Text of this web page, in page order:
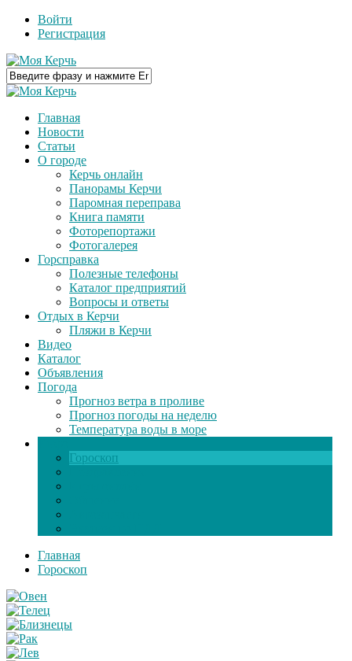
Войти
Регистрация
Главная
Новости
Статьи
О городе
Керчь онлайн
Панорамы Керчи
Паромная переправа
Книга памяти
Фоторепортажи
Фотогалерея
Горсправка
Полезные телефоны
Каталог предприятий
Вопросы и ответы
Отдых в Керчи
Пляжи в Керчи
Видео
Каталог
Объявления
Погода
Прогноз ветра в проливе
Прогноз погоды на неделю
Температура воды в море
Гороскоп
Главная
Гороскоп